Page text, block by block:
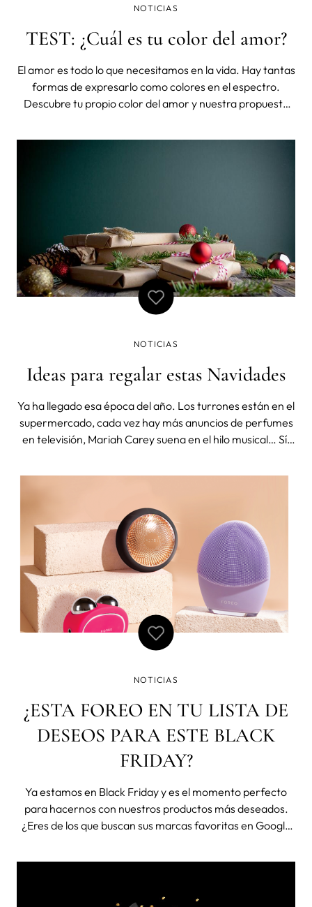
NOTICIAS
TEST: ¿Cuál es tu color del amor?
El amor es todo lo que necesitamos en la vida. Hay tantas
formas de expresarlo como colores en el espectro.
Descubre tu propio color del amor y nuestra propuesta
de amor Todos los amores son igualmente válidos,
NOTICIAS
Ideas para regalar estas Navidades
Ya ha llegado esa época del año. Los turrones están en el
supermercado, cada vez hay más anuncios de perfumes
en televisión, Mariah Carey suena en el hilo musical… Sí,
de esta época llega también la que es probablemente la
NOTICIAS
¿ESTA FOREO EN TU LISTA DE
DESEOS PARA ESTE BLACK
FRIDAY?
Ya estamos en Black Friday y es el momento perfecto
para hacernos con nuestros productos más deseados.
¿Eres de los que buscan sus marcas favoritas en Google
noviembre? Si eres de esos y FOREO está en tu lista de